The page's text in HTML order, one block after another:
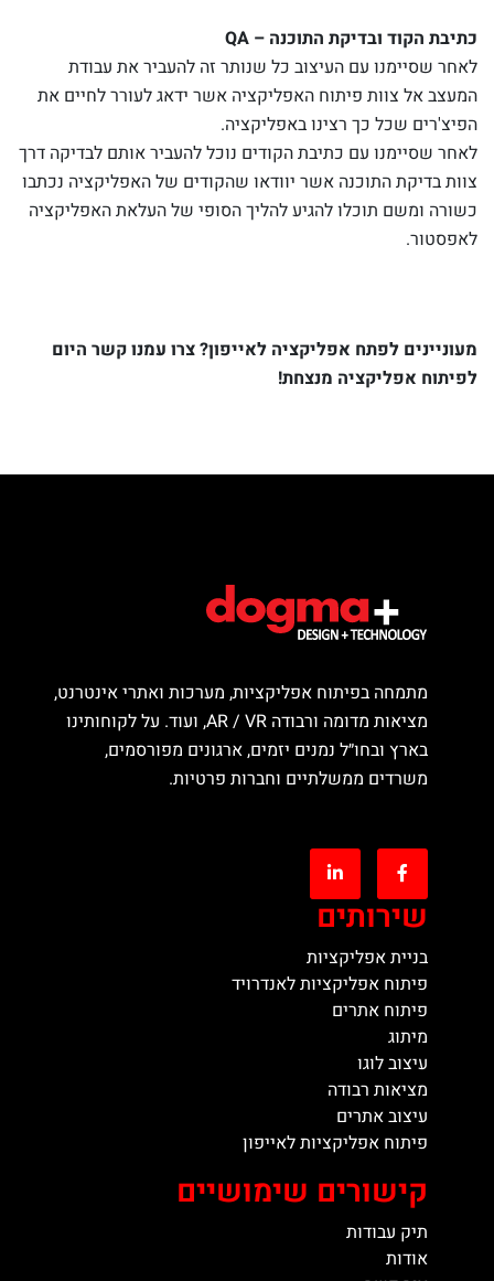
כתיבת הקוד ובדיקת התוכנה – QA
לאחר שסיימנו עם העיצוב כל שנותר זה להעביר את עבודת
המעצב אל צוות פיתוח האפליקציה אשר ידאג לעורר לחיים את
הפיצ'רים שכל כך רצינו באפליקציה.
לאחר שסיימנו עם כתיבת הקודים נוכל להעביר אותם לבדיקה דרך
צוות בדיקת התוכנה אשר יוודאו שהקודים של האפליקציה נכתבו
כשורה ומשם תוכלו להגיע להליך הסופי של העלאת האפליקציה
לאפסטור.
מעוניינים לפתח אפליקציה לאייפון? צרו עמנו קשר היום
לפיתוח אפליקציה מנצחת!
מתמחה בפיתוח אפליקציות, מערכות ואתרי אינטרנט,
מציאות מדומה ורבודה AR / VR, ועוד. על לקוחותינו
בארץ ובחו״ל נמנים יזמים, ארגונים מפורסמים,
משרדים ממשלתיים וחברות פרטיות.
שירותים
בניית אפליקציות
פיתוח אפליקציות לאנדרויד
פיתוח אתרים
מיתוג
עיצוב לוגו
מציאות רבודה
עיצוב אתרים
פיתוח אפליקציות לאייפון
קישורים שימושיים
תיק עבודות
אודות